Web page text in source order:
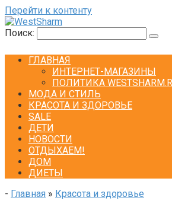
Перейти к контенту
Поиск:
ГЛАВНАЯ
ИНТЕРНЕТ-МАГАЗИНЫ
ПОЛИТИКА
МОДА И СТИЛЬ
КРАСОТА И ЗДОРОВЬЕ
SALE
ДЕТИ
НОВОСТИ
ОТДЫХАЕМ!
ДОМ
ДИЕТЫ
- Главная » Красота и здоровье